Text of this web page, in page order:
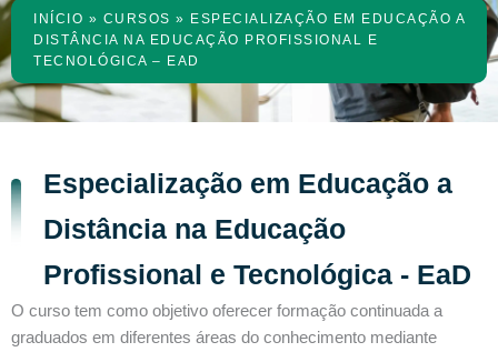
INÍCIO » CURSOS » ESPECIALIZAÇÃO EM EDUCAÇÃO A
DISTÂNCIA NA EDUCAÇÃO PROFISSIONAL E
TECNOLÓGICA – EAD
Especialização em Educação a
Distância na Educação
Profissional e Tecnológica - EaD
O curso tem como objetivo oferecer formação continuada a
graduados em diferentes áreas do conhecimento mediante